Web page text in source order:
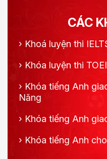
CÁC
› Khoá luyện thi
› Khóa luyện thi
› Khóa tiếng Anh
Năng
› Khóa tiếng Anh
› Khóa tiếng Anh